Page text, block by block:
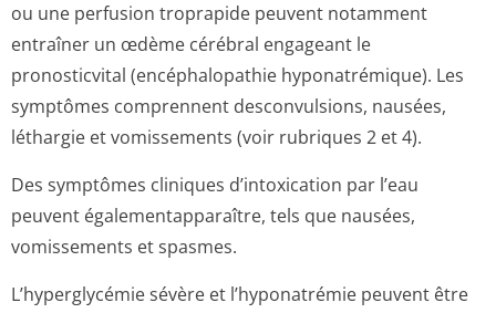
ou une perfusion troprapide peuvent notamment
entraîner un œdème cérébral engageant le
pronosticvital (encéphalopathie hyponatrémique). Les
symptômes comprennent desconvulsions, nausées,
léthargie et vomissements (voir rubriques 2 et 4).
Des symptômes cliniques d’intoxication par l’eau
peuvent égalementappa­raître, tels que nausées,
vomissements et spasmes.
L’hyperglycémie sévère et l’hyponatrémie peuvent être